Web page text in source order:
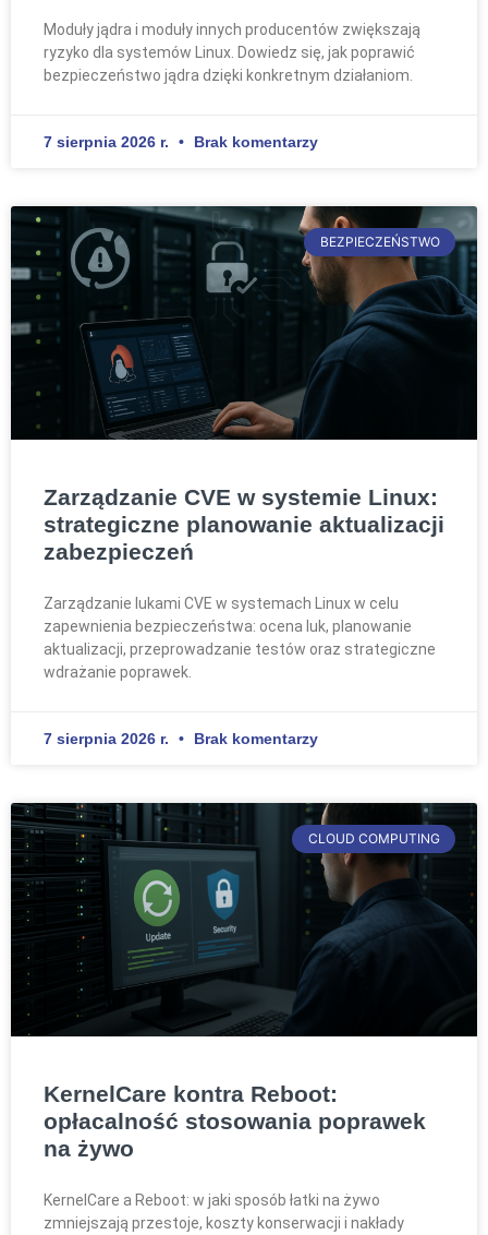
Moduły jądra i moduły innych producentów zwiększają
ryzyko dla systemów Linux. Dowiedz się, jak poprawić
bezpieczeństwo jądra dzięki konkretnym działaniom.
7 sierpnia 2026 r. Brak komentarzy
BEZPIECZEŃSTWO
Zarządzanie CVE w systemie Linux:
strategiczne planowanie aktualizacji
zabezpieczeń
Zarządzanie lukami CVE w systemach Linux w celu
zapewnienia bezpieczeństwa: ocena luk, planowanie
aktualizacji, przeprowadzanie testów oraz strategiczne
wdrażanie poprawek.
7 sierpnia 2026 r. Brak komentarzy
CLOUD COMPUTING
KernelCare kontra Reboot:
opłacalność stosowania poprawek
na żywo
KernelCare a Reboot: w jaki sposób łatki na żywo
zmniejszają przestoje, koszty konserwacji i nakłady